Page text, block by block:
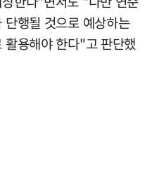
행될 것으로 예상하는
활용해야 한다"고 판단했